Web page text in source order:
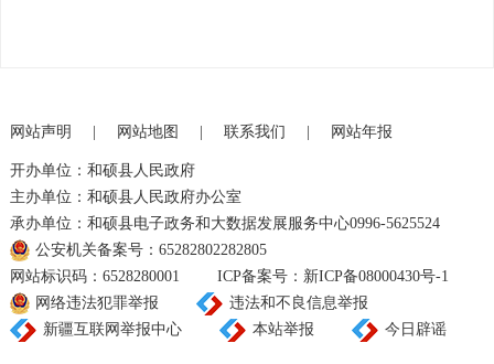
网站声明 网站地图 联系我们 网站年报
开办单位：和硕县人民政府
主办单位：和硕县人民政府办公室
承办单位：和硕县电子政务和大数据发展服务中心0996-5625524
公安机关备案号：65282802282805
网站标识码：6528280001
ICP备案号：新ICP备08000430号-1
网络违法犯罪举报
违法和不良信息举报
新疆互联网举报中心
本站举报 今日辟谣